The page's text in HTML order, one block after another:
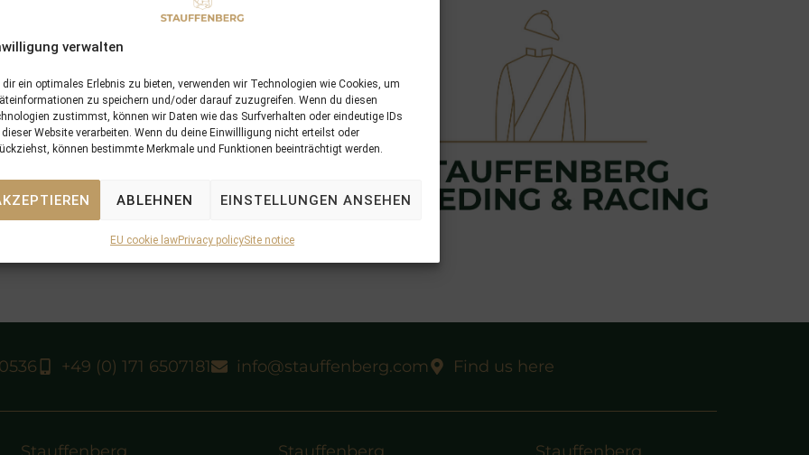
verwalten
dir ein optimales Erlebnis zu bieten, verwenden wir Technologien wie Cookies, um
zu speichern und/oder darauf zuzugreifen. Wenn du diesen
zustimmst, können wir Daten wie das Surfverhalten oder eindeutige IDs
Website verarbeiten. Wenn du deine Einwillligung nicht erteilst oder
können bestimmte Merkmale und Funktionen beeinträchtigt werden.
ABLEHNEN EINSTELLUNGEN ANSEHEN
EU cookie lawPrivacy policySite notice
+49 (0) 171 6507181 info@stauffenberg.com Find us here